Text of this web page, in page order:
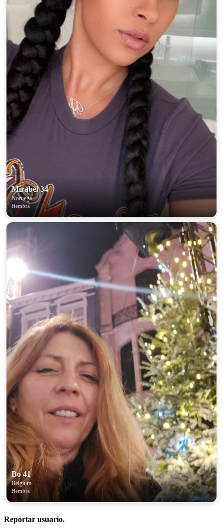
Mirabel 34
Noruega
Hembra
Bo 41
Belgium
Hembra
Reportar usuario.